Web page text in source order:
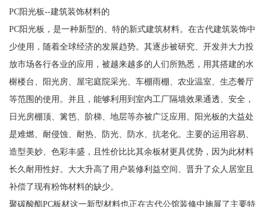
PC阳光板--建筑装饰材料的
PC阳光板，是一种新型的、特的新式建筑材料。在古代建筑装饰中
少使用，随着全球经济的发展趋势。其逐步被研究、开发并大力投
放市场各行各业的应用，被越来越多的人们所熟悉，用其搭建的水
榭楼台、阳光房、屋宅庭院采光、车棚雨棚、农业温室、生态餐厅
等范围的使用。并且，能够利用到室内工厂隔墙效果通透、安全，
日光房棚顶、篱笆、阶梯、地层等亦被广泛应用。阳光板的大益处
是难燃、耐侵蚀、耐热、防光、防水、抗老化。主要的运用容易、
造型美妙、色彩丰盛，且性价比比其余板材更具优势，因为此材料
长久耐用性好。大大升高了用户装修利益空间、晋升了众人居室且
补偿了现有粉饰材料的缺少。
聚碳酸酯PC板材这一新型材料也正在古代公馆装修中施展了主要特